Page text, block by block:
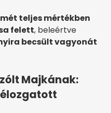
teljes mértékben
felett, beleértve
becsült vagyonát
Majkának: